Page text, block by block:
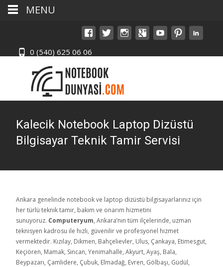
0 (540) 625 06 06
Kalecik Notebook Laptop Dizüstü
Bilgisayar Teknik Tamir Servisi
Ankara genelinde notebook ve laptop dizüstü bilgisayarlarınız için
her türlü teknik tamir, bakım ve onarım hizmetini
sunuyoruz. Computeryum, Ankara’nın tüm ilçelerinde, uzman
teknisyen kadrosu ile hızlı, güvenilir ve profesyonel hizmet
vermektedir. Kızılay, Dikmen, Bahçelievler, Ulus, Çankaya, Etimesgut,
Keçiören, Mamak, Sincan, Yenimahalle, Akyurt, Ayaş, Bala,
Beypazarı, Çamlıdere, Çubuk, Elmadağ, Evren, Gölbaşı, Güdül,
MENU